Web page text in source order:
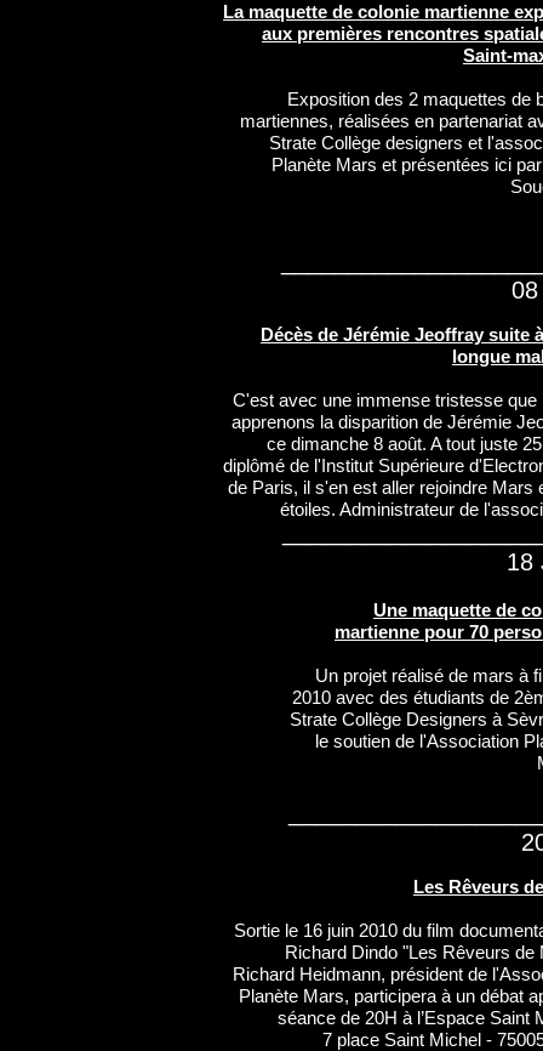
La maquette de colonie martienne
aux premières rencontres
Saint-
Exposition des 2 maquettes de
martiennes, réalisées en partenariat
Strate Collège designers et
Planète Mars et présentées ici
Décès de Jérémie Jeoffray suite
longue
C'est avec une immense tristesse que
apprenons la disparition de Jérémie
ce dimanche 8 août. A tout juste
diplômé de l'Institut Supérieure
de Paris, il s'en est aller rejoindre Mars
étoiles. Administrateur de
pour sa participation à la MDRS
l'équipage francophone dans le
enthousiasme et son courage même
maladie. Tes amis "martiens" te
18
Une maquette de
martienne pour 70
Un projet réalisé de mars à
2010 avec des étudiants de
Strate Collège Designers à
le soutien de l'Association
Les Rêveurs
Sortie le 16 juin 2010 du film
Richard Dindo "Les Rêveurs de
Richard Heidmann, président de
Planète Mars, participera à un débat
séance de 20H à l’Espace Saint
7 place Saint Michel -